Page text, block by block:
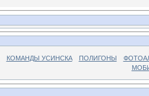
КОМАНДЫ УСИНСКА ПОЛИГОНЫ